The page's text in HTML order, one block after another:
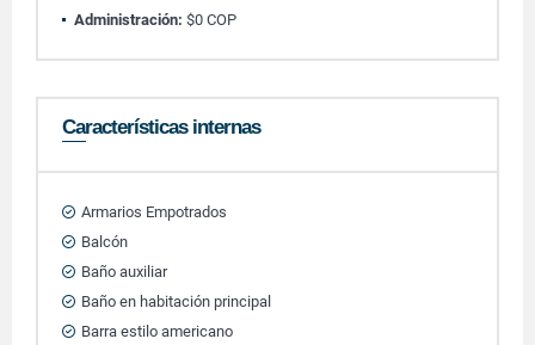
Administración: $0 COP
Características internas
Armarios Empotrados
Balcón
Baño auxiliar
Baño en habitación principal
Barra estilo americano